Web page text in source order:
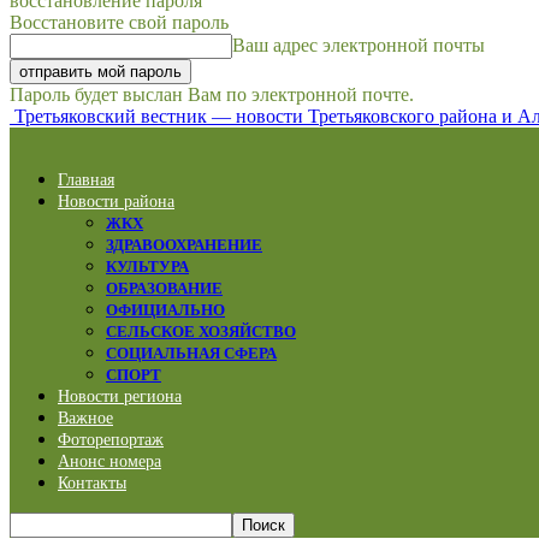
Восстановите свой пароль
Ваш адрес электронной почты
Пароль будет выслан Вам по электронной почте.
Третьяковский вестник — новости Третьяковского района и
Главная
Новости района
ЖКХ
ЗДРАВООХРАНЕНИЕ
КУЛЬТУРА
ОБРАЗОВАНИЕ
ОФИЦИАЛЬНО
СЕЛЬСКОЕ ХОЗЯЙСТВО
СОЦИАЛЬНАЯ СФЕРА
СПОРТ
Новости региона
Важное
Фоторепортаж
Анонс номера
Контакты